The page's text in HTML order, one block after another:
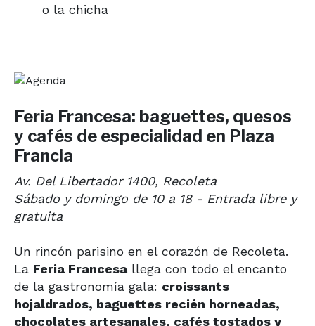
o la chicha
Feria Francesa: baguettes, quesos
y cafés de especialidad en Plaza
Francia
Av. Del Libertador 1400, Recoleta
Sábado y domingo de 10 a 18 - Entrada libre y
gratuita
Un rincón parisino en el corazón de Recoleta.
La Feria Francesa llega con todo el encanto
de la gastronomía gala: croissants
hojaldrados, baguettes recién horneadas,
chocolates artesanales, cafés tostados y